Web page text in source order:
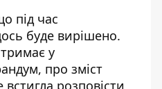
під час
буде вирішено.
тримає у
, про зміст
розповісти